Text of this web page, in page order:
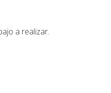
a realizar.